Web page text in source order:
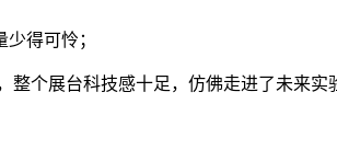
得可怜；
个展台科技感十足，仿佛走进了未来实